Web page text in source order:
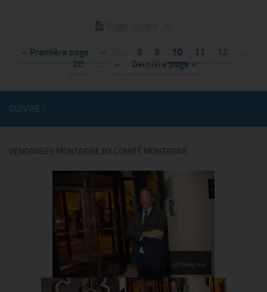
« Première page « 8 9 10 11 12
20
» Dernière page »
SUIVRE :
VENDANGES MONTAIGNE BY COMITÉ MONTAIGNE
@Thierry Ker